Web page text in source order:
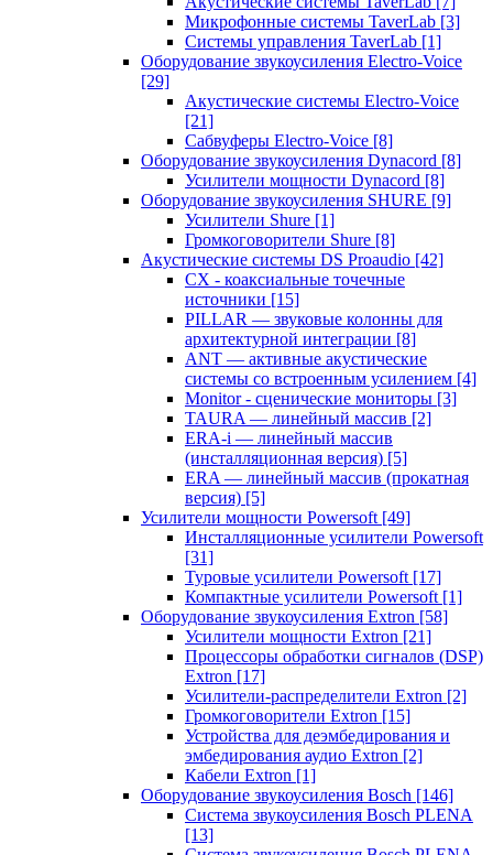
Микрофонные системы TaverLab [3]
Системы управления TaverLab [1]
Оборудование звукоусиления Electro-Voice
[29]
Акустические системы Electro-Voice
[21]
Сабвуферы Electro-Voice [8]
Оборудование звукоусиления Dynacord [8]
Усилители мощности Dynacord [8]
Оборудование звукоусиления SHURE [9]
Усилители Shure [1]
Громкоговорители Shure [8]
Акустические системы DS Proaudio [42]
CX - коаксиальные точечные
источники [15]
PILLAR — звуковые колонны для
архитектурной интеграции [8]
ANT — активные акустические
системы со встроенным усилением [4]
Monitor - сценические мониторы [3]
TAURA — линейный массив [2]
ERA-i — линейный массив
(инсталляционная версия) [5]
ERA — линейный массив (прокатная
версия) [5]
Усилители мощности Powersoft [49]
Инсталляционные усилители Powersoft
[31]
Туровые усилители Powersoft [17]
Компактные усилители Powersoft [1]
Оборудование звукоусиления Extron [58]
Усилители мощности Extron [21]
Процессоры обработки сигналов (DSP)
Extron [17]
Усилители-распределители Extron [2]
Громкоговорители Extron [15]
Устройства для деэмбедирования и
эмбедирования аудио Extron [2]
Кабели Extron [1]
Оборудование звукоусиления Bosch [146]
Система звукоусиления Bosch PLENA
[13]